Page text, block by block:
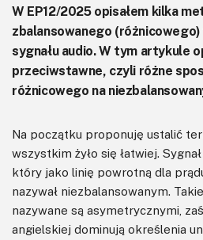
W EP12/2025 opisałem kilka
zbalansowanego
sygnału audio. W tym artykule
przeciwstawne, czyli różne
różnicowego na
Na początku proponuję ustalić
wszystkim żyło się łatwiej.
który jako linię powrotną dla
nazywał niezbalansowanym.
nazywane są asymetrycznymi,
angielskiej dominują określenia